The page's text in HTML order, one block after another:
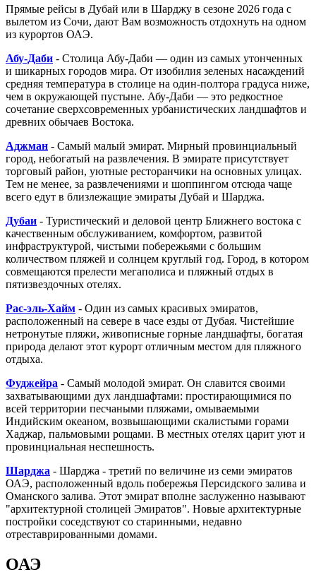
Прямые рейсы в Дубай или в Шарджу в сезоне 2026 года с
вылетом из Сочи, дают Вам возможность отдохнуть на одном
из курортов ОАЭ.
Абу-Даби - Столица Абу-Даби — один из самых утонченных
и шикарных городов мира. От изобилия зеленых насаждений
средняя температура в столице на один-полтора градуса ниже,
чем в окружающей пустыне. Абу-Даби — это редкостное
сочетание сверхсовременных урбанистических ландшафтов и
древних обычаев Востока.
Аджман - Самый малый эмират. Мирный провинциальный
город, небогатый на развлечения. В эмирате присутствует
торговый район, уютные ресторанчики на основных улицах.
Тем не менее, за развлечениями и шоппингом отсюда чаще
всего едут в близлежащие эмираты Дубай и Шарджа.
Дубаи - Туристический и деловой центр Ближнего востока с
качественным обслуживанием, комфортом, развитой
инфраструктурой, чистыми побережьями с большим
количеством пляжей и солнцем круглый год. Город, в котором
совмещаются прелести мегаполиса и пляжный отдых в
пятизвездочных отелях.
Рас-эль-Хайм - Один из самых красивых эмиратов,
расположенный на севере в часе езды от Дубая. Чистейшие
нетронутые пляжи, живописные горные ландшафты, богатая
природа делают этот курорт отличным местом для пляжного
отдыха.
Фуджейра - Самый молодой эмират. Он славится своими
захватывающими дух ландшафтами: простирающимися по
всей территории песчаными пляжами, омываемыми
Индийским океаном, возвышающими скалистыми горами
Хаджар, пальмовыми рощами. В местных отелях царит уют и
провинциальная неспешность.
Шарджа - Шарджа - третий по величине из семи эмиратов
ОАЭ, расположенный вдоль побережья Персидского залива и
Оманского залива. Этот эмират вполне заслуженно называют
"архитектурной столицей Эмиратов". Новые архитектурные
постройки соседствуют со старинными, недавно
отреставрированными домами.
ОАЭ